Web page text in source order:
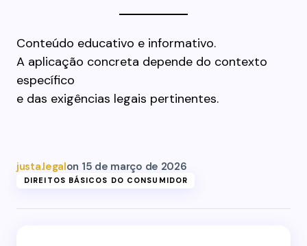
Conteúdo educativo e informativo.
A aplicação concreta depende do contexto
específico
e das exigências legais pertinentes.
justa.legalon 15 de março de 2026
DIREITOS BÁSICOS DO CONSUMIDOR